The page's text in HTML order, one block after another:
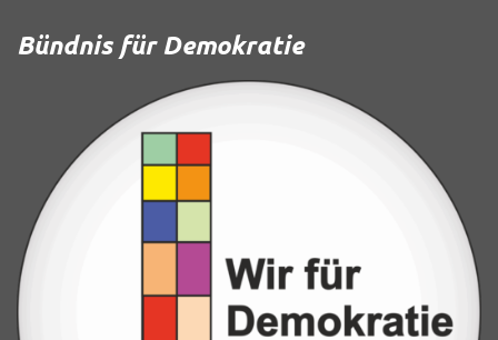
Bündnis für Demokratie